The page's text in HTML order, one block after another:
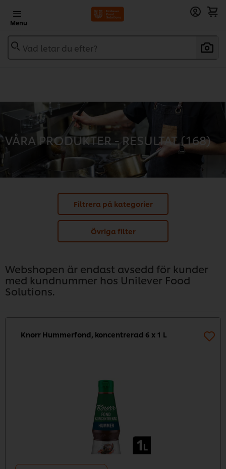
Menu
Vad letar du efter?
VÅRA PRODUKTER - RESULTAT (168)
Filtrera på kategorier
Övriga filter
Webshopen är endast avsedd för kunder
med kundnummer hos Unilever Food
Solutions.
Knorr Hummerfond, koncentrerad 6 x 1 L